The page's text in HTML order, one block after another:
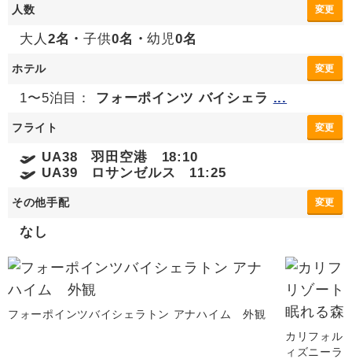
人数 変更
大人 2名・子供0名・幼児0名
ホテル 変更
1〜5泊目： フォーポインツ バイシェラ ...
フライト 変更
UA38 羽田空港 18:10
UA39 ロサンゼルス 11:25
その他手配 変更
なし
フォーポインツバイシェラトン アナハイム 外観
カリフォル
ィズニーラ